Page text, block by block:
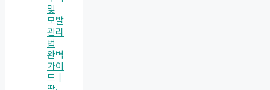
및
모발
관리
법
완벽
가이
드｜